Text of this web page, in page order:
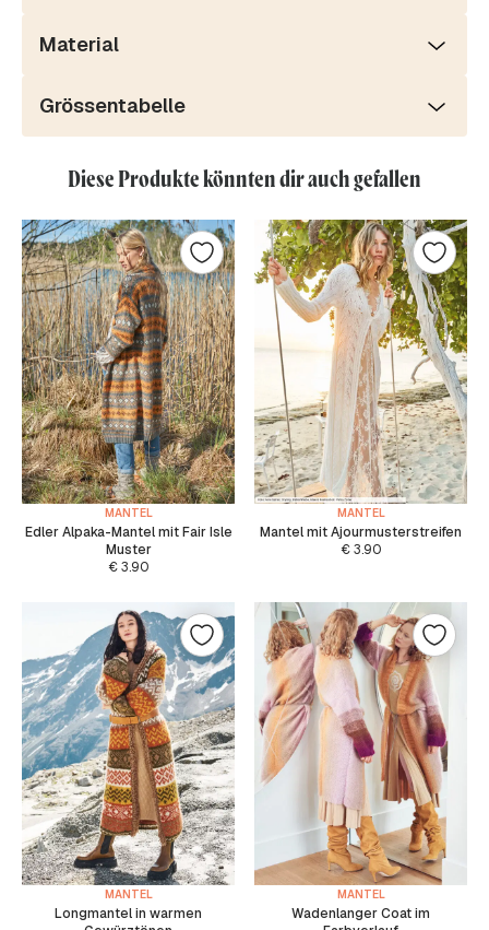
Material
Grössentabelle
Diese Produkte könnten dir auch gefallen
MANTEL
Edler Alpaka-Mantel mit Fair Isle
Muster
€3.90
MANTEL
Mantel mit Ajourmusterstreifen
€3.90
MANTEL
Longmantel in warmen
MANTEL
Wadenlanger Coat im